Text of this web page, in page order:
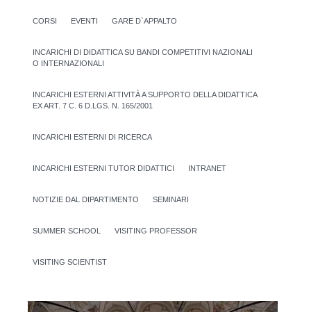
CORSI EVENTI GARE D`APPALTO
INCARICHI DI DIDATTICA SU BANDI COMPETITIVI NAZIONALI
O INTERNAZIONALI
INCARICHI ESTERNI ATTIVITÀ A SUPPORTO DELLA DIDATTICA
EX ART. 7 C. 6 D.LGS. N. 165/2001
INCARICHI ESTERNI DI RICERCA
INCARICHI ESTERNI TUTOR DIDATTICI INTRANET
NOTIZIE DAL DIPARTIMENTO SEMINARI
SUMMER SCHOOL VISITING PROFESSOR
VISITING SCIENTIST